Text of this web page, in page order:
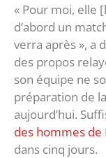
« Pour moi, elle
d’abord un
verra après », a
des propos
son équipe ne
préparation de
aujourd’hui.
des hommes de
dans cinq jours.